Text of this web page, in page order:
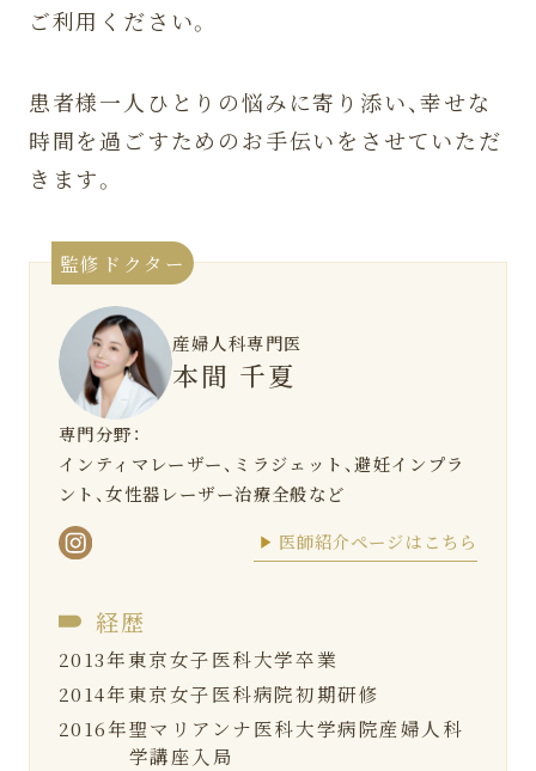
ご利用ください。
患者様一人ひとりの悩みに寄り添い、幸せな
時間を過ごすためのお手伝いをさせていただ
きます。
監修ドクター
産婦人科専門医
本間 千夏
専門分野：
インティマレーザー、ミラジェット、避妊インプラ
ント、女性器レーザー治療全般など
医師紹介ページはこちら
経歴
2013年東京女子医科大学卒業
2014年東京女子医科病院初期研修
2016年聖マリアンナ医科大学病院産婦人科
学講座入局